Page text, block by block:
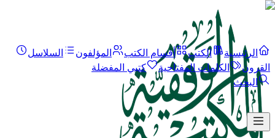
الرئيسية الكتب أقسام الكتب المؤلفون
السلاسل
القرون
الكلمات المفتاحية
كتبي المفضلة
البحث